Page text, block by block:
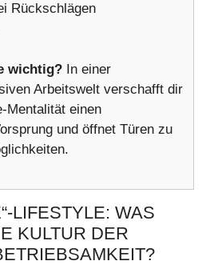
Rückschlägen
wichtig? In einer
Arbeitswelt verschafft dir
Mentalität einen
und öffnet Türen zu
LIFESTYLE: WAS
KULTUR DER